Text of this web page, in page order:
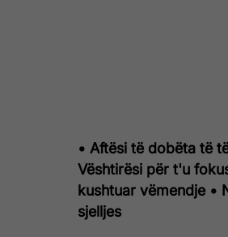
• Aftësi të dobëta të
Vështirësi për t'u
kushtuar vëmendje •
sjelljes